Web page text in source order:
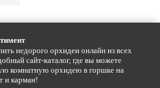
недорого орхидеи онлайн из всех
сайт-каталог, где вы можете
комнатную орхидею в горшке на
и карман!